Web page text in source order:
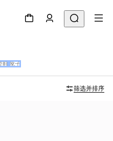
鞋 靴子
筛选并排序